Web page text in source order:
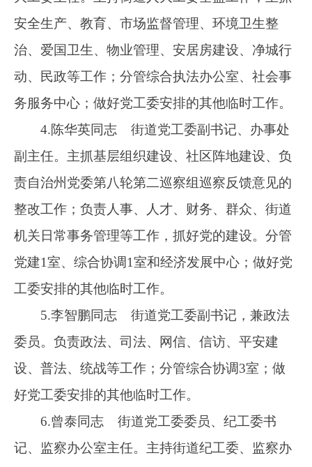
工委安排的其他临时工作。
5.李智鹏同志 街道党工委副书记，兼政法
委员。负责政法、司法、网信、信访、平安建
设、普法、统战等工作；分管综合协调3室；做
好党工委安排的其他临时工作。
记、监察办公室主任。主持街道纪工委、监察办
公室全盘工作；抓好党风廉政建设、反腐倡廉、
干部作风、“一岗双责”等工作；协助陈华英同志
做好自治州党委第八轮第二巡察组巡察反馈意见
的整改工作；具体负责党员、干部队伍，监督街
作；分管党建2室；做好党工委安排的其他临时
工作。
7.杨燕伟同志 街道党工委委员、帕米尔路
派出所所长。主持帕米尔路派出所全盘工作；做
好党工委安排的其他临时工作。
传、政协、团委、工会、精神文明、暖城行动、
卫生健康、科技科普等工作；负责党员干部群众